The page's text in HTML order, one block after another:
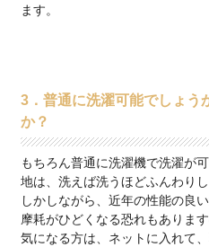
ます。
3．普通に洗濯可能でしょう
か？
もちろん普通に洗濯機で洗濯が
地は、洗えば洗うほどふんわりし
しかしながら、近年の性能の良
摩耗がひどくなる恐れもあります
気になる方は、ネットに入れて